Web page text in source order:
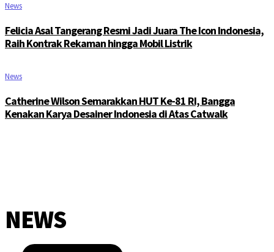
News
Felicia Asal Tangerang Resmi Jadi Juara The Icon Indonesia,
Raih Kontrak Rekaman hingga Mobil Listrik
News
Catherine Wilson Semarakkan HUT Ke-81 RI, Bangga
Kenakan Karya Desainer Indonesia di Atas Catwalk
NEWS